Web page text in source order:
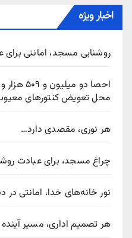
اخبار ویژه
روشنایی مسجد، امانتی برای
محل تعویض کنتورهای
هر نوری، مقصدی دارد…
چراغ مسجد، برای عبادت
نور خانه‌های خدا، امانتی
هر تصمیم اداری، مسیر